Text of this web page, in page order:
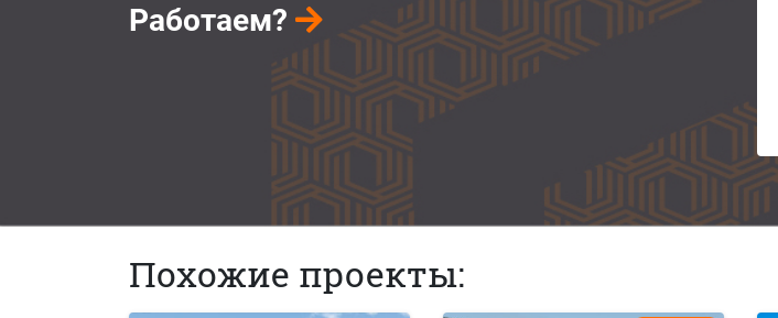
Работаем?
Похожие проекты: